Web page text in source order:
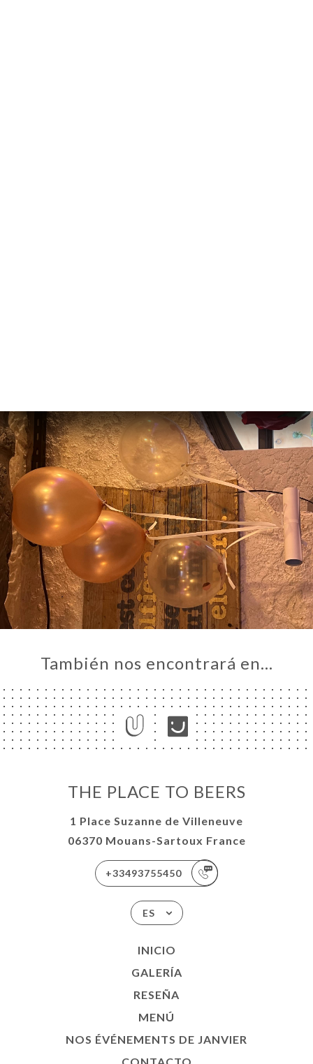
También nos encontrará en…
THE PLACE TO BEERS
1 Place Suzanne de Villeneuve
06370 Mouans-Sartoux France
+33493755450
ES
INICIO
GALERÍA
RESEÑA
MENÚ
NOS ÉVÉNEMENTS DE JANVIER